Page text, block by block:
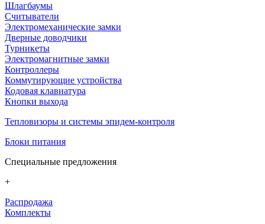
Шлагбаумы
Считыватели
Электромеханические замки
Дверные доводчики
Турникеты
Электромагнитные замки
Контроллеры
Коммутирующие устройства
Кодовая клавиатура
Кнопки выхода
Тепловизоры и системы эпидем-контроля
Блоки питания
Специальные предложения
+
Распродажа
Комплекты